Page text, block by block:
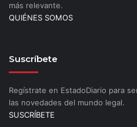
más relevante.
QUIÉNES SOMOS
Suscríbete
Regístrate en EstadoDiario para
las novedades del mundo legal.
SUSCRÍBETE